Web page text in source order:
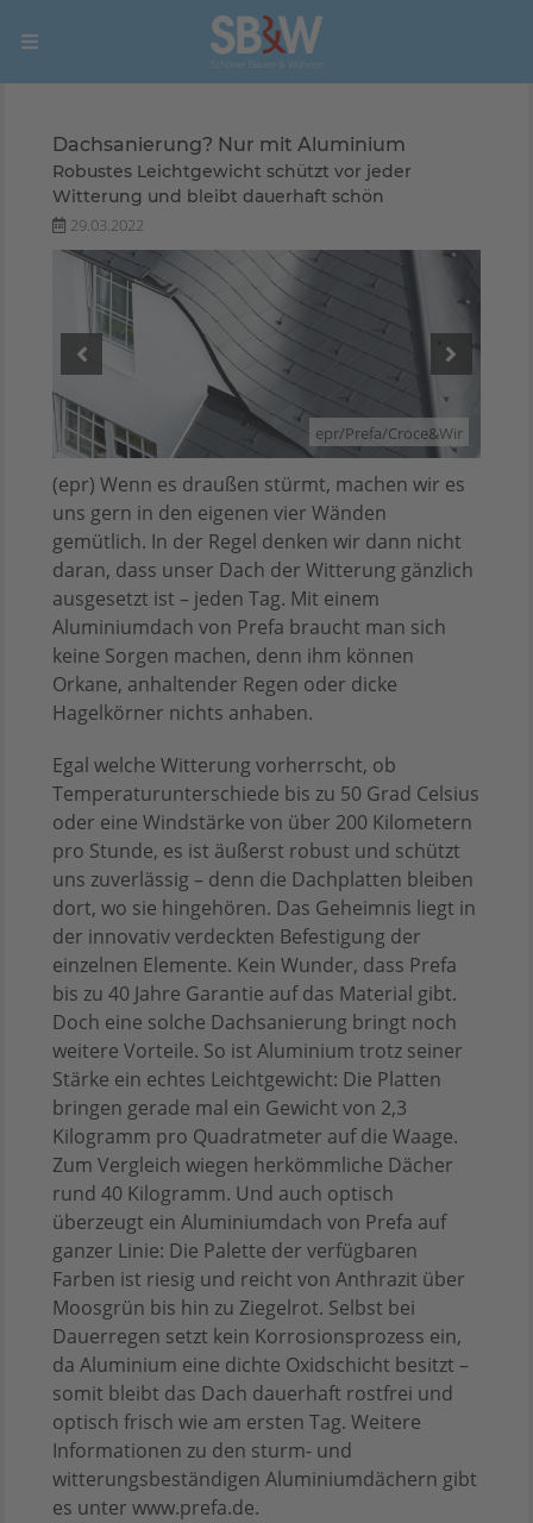
Dachsanierung? Nur mit Aluminium
Robustes Leichtgewicht schützt vor jeder
Witterung und bleibt dauerhaft schön
29.03.2022
epr/Prefa/Croce&Wir
(epr) Wenn es draußen stürmt, machen wir es
uns gern in den eigenen vier Wänden
gemütlich. In der Regel denken wir dann nicht
daran, dass unser Dach der Witterung gänzlich
ausgesetzt ist – jeden Tag. Mit einem
Aluminiumdach von Prefa braucht man sich
keine Sorgen machen, denn ihm können
Orkane, anhaltender Regen oder dicke
Hagelkörner nichts anhaben.
Egal welche Witterung vorherrscht, ob
Temperaturunterschiede bis zu 50 Grad Celsius
oder eine Windstärke von über 200 Kilometern
pro Stunde, es ist äußerst robust und schützt
uns zuverlässig – denn die Dachplatten bleiben
dort, wo sie hingehören. Das Geheimnis liegt in
der innovativ verdeckten Befestigung der
einzelnen Elemente. Kein Wunder, dass Prefa
bis zu 40 Jahre Garantie auf das Material gibt.
Doch eine solche Dachsanierung bringt noch
weitere Vorteile. So ist Aluminium trotz seiner
Stärke ein echtes Leichtgewicht: Die Platten
bringen gerade mal ein Gewicht von 2,3
Kilogramm pro Quadratmeter auf die Waage.
Zum Vergleich wiegen herkömmliche Dächer
rund 40 Kilogramm. Und auch optisch
überzeugt ein Aluminiumdach von Prefa auf
ganzer Linie: Die Palette der verfügbaren
Farben ist riesig und reicht von Anthrazit über
Moosgrün bis hin zu Ziegelrot. Selbst bei
Dauerregen setzt kein Korrosionsprozess ein,
da Aluminium eine dichte Oxidschicht besitzt –
somit bleibt das Dach dauerhaft rostfrei und
optisch frisch wie am ersten Tag. Weitere
Informationen zu den sturm- und
witterungsbeständigen Aluminiumdächern gibt
es unter www.prefa.de.